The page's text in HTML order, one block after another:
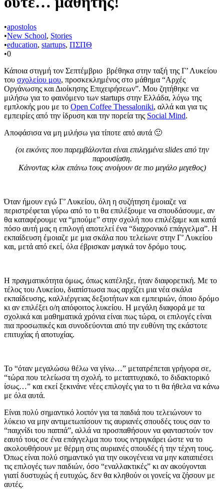
•apostolos
•New School, Stories
•education, startups, ΠΣΠΘ
•0
Κάποια στιγμή τον Σεπτέμβριο βρέθηκα στην ταξή της Γ’ Λυκείου
του σχολείου μου, προσκεκλημένος στο μάθημα “Αρχές
Οργάνωσης και Διοίκησης Επιχειρήσεων”. Μου ζητήθηκε να
μιλήσω για το φαινόμενο των startups στην Ελλάδα, λόγω της
εμπλοκής μου με το Open Coffee Thessaloniki, αλλά και για τις
εμπειρίες από την ίδρυση και την πορεία της Social Mind.
Αποφάσισα να μη μιλήσω για τίποτε από αυτά 🙂
(οι εικόνες που παρεμβάλονται είναι επιλεγμένα slides από την
παρουσίαση.
Κάνοντας κλικ επάνω τους ανοίγουν σε πιο μεγάλο μεγεθος)
Όταν ήμουν εγώ Γ’ Λυκείου, όλη η συζήτηση έμοιαζε να
περιστρέφεται γύρω από το τι θα επιλέξουμε να σπουδάσουμε, αν
θα καταφέρουμε να “μπούμε” στην σχολή που επιλέξαμε και κατά
πόσο αυτή μας η επιλογή αποτελεί ένα “διαχρονικό επάγγελμα”. Η
εκπαίδευση έμοιαζε με μια σκάλα που τελείωνε στην Γ’ Λυκείου
και, μετά από εκεί, όλα έβρισκαν μαγικά τον δρόμο τους.
Η πραγματικότητα όμως, όπως κατέληξε, ήταν διαφορετική. Με το
τέλος του Λυκείου, διαπίστωσα πως αρχίζει μια νέα σκάλα
εκπαίδευσης, καλλιέργειας δεξιοτήτων και εμπειριών, όποιο δρόμο
κι αν επιλέξει ο/η απόφοιτος λυκείου. Η μεγάλη διαφορά με τα
σχολικά και μαθηματικά χρόνια είναι πως τώρα, οι επιλογές είναι
πια προσωπικές και συνοδεύονται από την ευθύνη της εκάστοτε
επιτυχίας ή αποτυχίας.
Το “όταν μεγαλώσω θέλω να γίνω…” μετατρέπεται γρήγορα σε,
“τώρα που τελείωσα τη σχολή, το μεταπτυχιακό, το διδακτορικό
ίσως…” και εκεί ξεκινάνε νέες επιλογές για το τι θα ήθελα να κάνω
με όλα αυτά.
Είναι πολύ σημαντικό λοιπόν για τα παιδιά που τελειώνουν το
λύκειο να μην αντιμετωπίσουν τις αυριανές σπουδές τους σαν το
“παιχνίδι του παππά”, αλλά να προσπαθήσουν να φανταστούν τον
εαυτό τους σε ένα επάγγελμα που τους ιντριγκάρει ώστε να το
ακολουθήσουν με θέρμη στις αυριανές σπουδές ή την τέχνη τους.
Όπως είναι πολύ σημαντικό για την οικογένεια να μην καταπιέσει
τις επιλογές των παιδιών, όσο “εναλλακτικές” κι αν ακούγονται
γιατί δυστυχώς ή ευτυχώς, δεν θα κληθούν οι γονείς να ζήσουν με
αυτές.